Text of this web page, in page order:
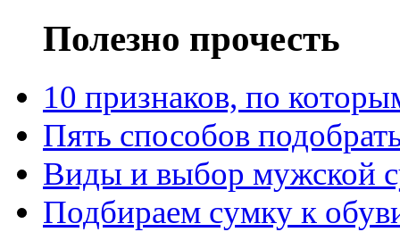
Полезно прочесть
10 признаков, по
Пять способов
Виды и выбор мужской
Подбираем сумку к